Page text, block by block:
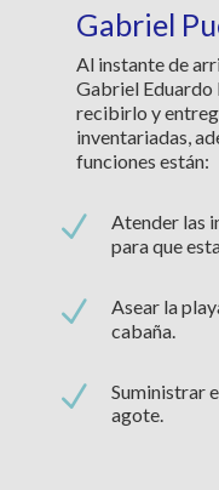
Gabriel
Al instante de
Gabriel Eduardo
recibirlo y
inventariadas,
funciones están:
N
Atender las
para que
N
Asear la
cabaña.
N
Suministrar
agote.